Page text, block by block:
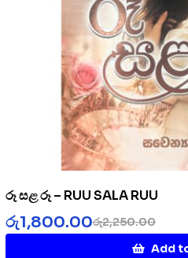
රූ සළ රූ – RUU SALA RUU
රු2,250.00
රු1,800.00
Add